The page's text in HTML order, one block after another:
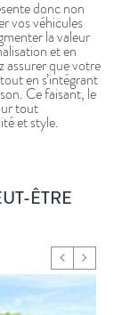
donc non
vos véhicules
la valeur
et en
assurer que votre
en s’intégrant
Ce faisant, le
tout
et style.
ÊTRE